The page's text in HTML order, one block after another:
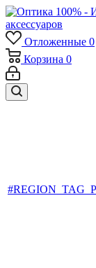
Отложенные 0
Корзина 0